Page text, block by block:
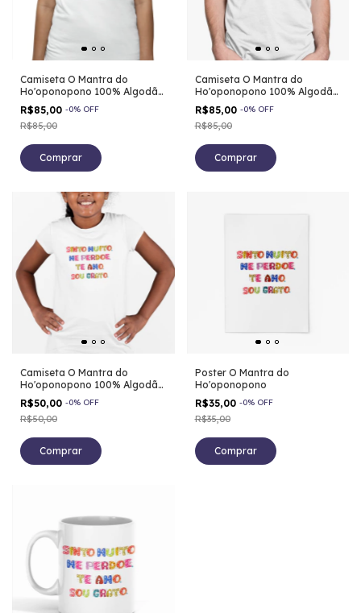
Camiseta O Mantra do
Ho'oponopono 100% Algodão
Feminino
R$85,00 -0% OFF
R$85,00
Comprar
Camiseta O Mantra do
Ho'oponopono 100% Algodão
Masculino
R$85,00 -0% OFF
R$85,00
Comprar
Camiseta O Mantra do
Ho'oponopono 100% Algodão
Infantil
R$50,00 -0% OFF
R$50,00
Comprar
Poster O Mantra do
Ho'oponopono
R$35,00 -0% OFF
R$35,00
Comprar